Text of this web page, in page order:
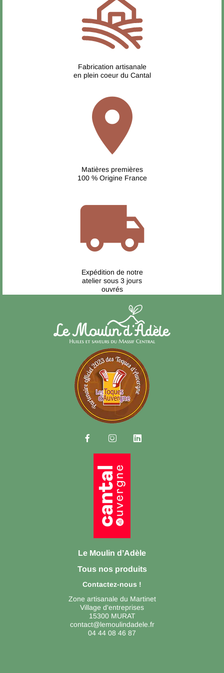
Fabrication artisanale
en plein coeur du Cantal
location_on
Matières premières
100 % Origine France
local_shipping
Expédition de notre
atelier sous 3 jours
ouvrés
  
Le Moulin d’Adèle
Tous nos produits
Contactez-nous !
Zone artisanale du Martinet
Village d'entreprises
15300 MURAT
contact@lemoulindadele.fr
04 44 08 46 87